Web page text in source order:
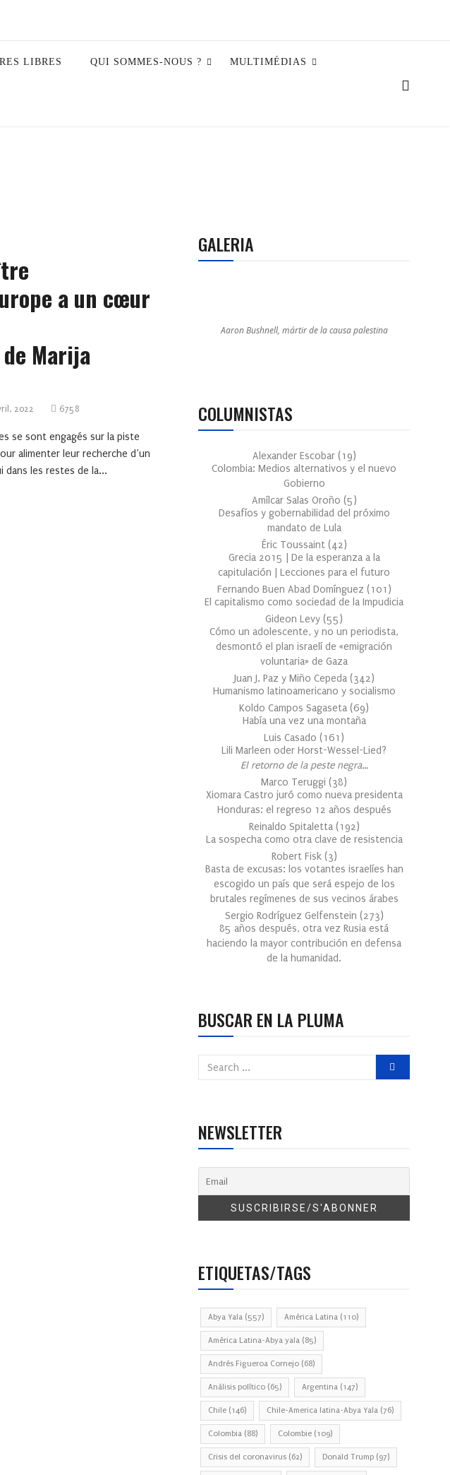
LIBRES QUI SOMMES-NOUS ? MULTIMÉDIAS
a un cœur
Marija
2022 6758
se sont engagés sur la piste
alimenter leur recherche d’un
dans les restes de la...
GALERIA
Aaron Bushnell, mártir de la causa palestina
COLUMNISTAS
Alexander Escobar (19)
Colombia: Medios alternativos y el nuevo
Gobierno
Amílcar Salas Oroño (5)
Desafíos y gobernabilidad del próximo
mandato de Lula
Éric Toussaint (42)
Grecia 2015 | De la esperanza a la
capitulación | Lecciones para el futuro
Fernando Buen Abad Domínguez (101 )
El capitalismo como sociedad de la Impudicia
Gideon Levy (55)
Cómo un adolescente, y no un periodista,
desmontó el plan israelí de «emigración
voluntaria» de Gaza
Juan J. Paz y Miño Cepeda (342)
Humanismo latinoamericano y socialismo
Koldo Campos Sagaseta (69)
Había una vez una montaña
Luis Casado (161 )
Lili Marleen oder Horst-Wessel-Lied?
El retorno de la peste negra…
Marco Teruggi (38)
Xiomara Castro juró como nueva presidenta
Honduras: el regreso 12 años después
Reinaldo Spitaletta (192)
La sospecha como otra clave de resistencia
Robert Fisk (3)
Basta de excusas: los votantes israelíes han
escogido un país que será espejo de los
brutales regímenes de sus vecinos árabes
Sergio Rodríguez Gelfenstein (273)
85 años después, otra vez Rusia está
haciendo la mayor contribución en defensa
de la humanidad.
BUSCAR EN LA PLUMA
NEWSLETTER
ETIQUETAS/TAGS
Abya Yala (557) América Latina (110)
América Latina-Abya yala (85)
Andrés Figueroa Cornejo (68)
Análisis político (65) Argentina (147)
Chile (146) Chile-America latina-Abya Yala (76)
Colombia (88) Colombie (109)
Crisis del coronavirus (62) Donald Trump (97)